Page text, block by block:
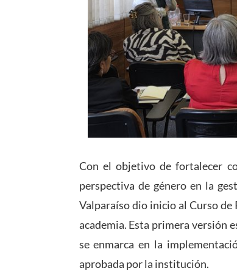
Con el objetivo de fortalecer
perspectiva de género en la
Valparaíso dio inicio al Curso de
academia. Esta primera versión
se enmarca en la
aprobada por la institución.